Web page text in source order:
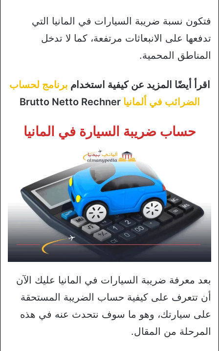
فتكون نسبة ضريبة السيارات في المانيا التي
تدفعها على الانبعاثات مرتفعة، كما لا تدخل
المناطق المحمية.
اقرأ أيضًا المزيد عن كيفية استخدام برنامج لحساب
الضرائب في ألمانيا Brutto Netto Rechner
حساب ضريبة السيارة في المانيا
بعد معرفة ضريبة السيارات في المانيا عليك الآن
أن تتعرف على كيفية حساب الضريبة المستحقة
على سيارتك، وهو ما سوف نتحدث عنه في هذه
المرحلة من المقال.